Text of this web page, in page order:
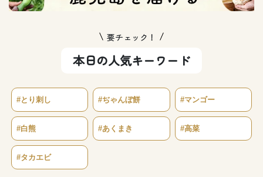
要チェック！
本日の人気キーワード
#とり刺し #ぢゃんぼ餅 #マンゴー
#白熊 #あくまき #高菜
#タカエビ